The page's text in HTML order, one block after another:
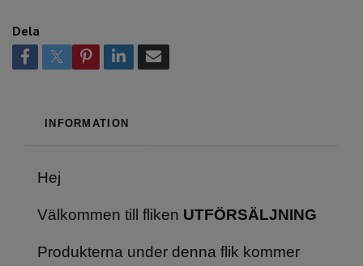
Dela
INFORMATION
Hej
Välkommen till fliken UTFÖRSÄLJNING
Produkterna under denna flik kommer